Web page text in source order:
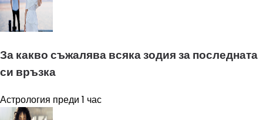
За какво съжалява всяка зодия за последната
си връзка
Астрология преди 1 час